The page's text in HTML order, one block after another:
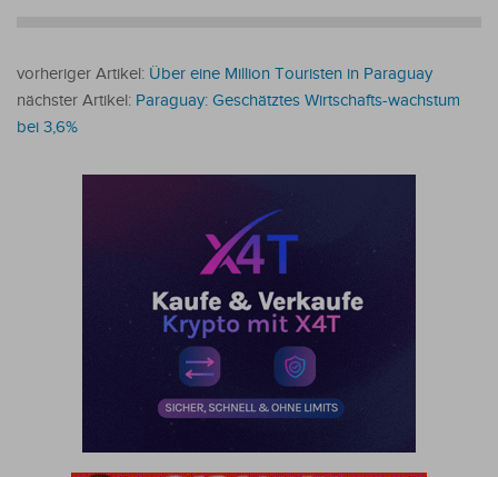
vorheriger Artikel: Über eine Million Touristen in Paraguay
nächster Artikel: Paraguay: Geschätztes Wirtschafts-wachstum
bei 3,6%